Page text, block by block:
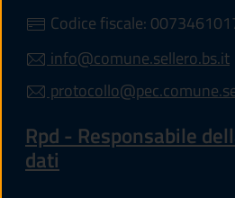
Codice fiscale:
info@comune.sellero.bs.it
Rpd - Responsabile
dati